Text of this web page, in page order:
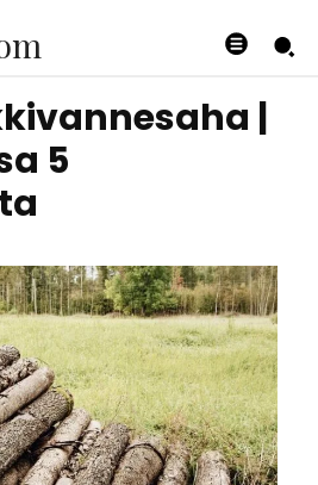
|
5